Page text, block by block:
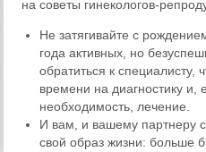
на советы гинекологов-
Не затягивайте с
года активных, но
обратиться к специалисту,
времени на диагностику и,
необходимость, лечение.
И вам, и вашему партнеру
свой образ жизни: больше